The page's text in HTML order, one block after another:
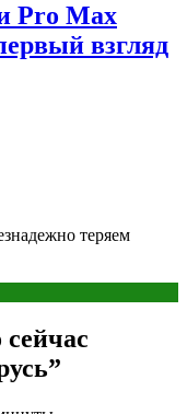
Pro Max
взгляд
теряем